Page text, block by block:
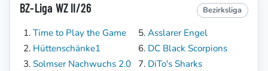
BZ-Liga WZ II/26 Bezirksliga
Time to Play the Game
Hüttenschänke1
Solmser Nachwuchs 2.0
Asslarer Engel
DC Black Scorpions
DiTo's Sharks